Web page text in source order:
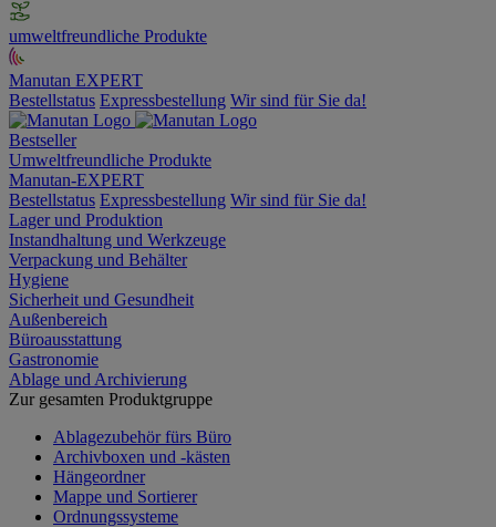
umweltfreundliche Produkte
Manutan EXPERT
Bestellstatus Expressbestellung Wir sind für Sie da!
Bestseller
Umweltfreundliche Produkte
Manutan-EXPERT
Bestellstatus Expressbestellung Wir sind für Sie da!
Lager und Produktion
Instandhaltung und Werkzeuge
Verpackung und Behälter
Hygiene
Sicherheit und Gesundheit
Außenbereich
Büroausstattung
Gastronomie
Ablage und Archivierung
Zur gesamten Produktgruppe
Ablagezubehör fürs Büro
Archivboxen und -kästen
Hängeordner
Mappe und Sortierer
Ordnungssysteme